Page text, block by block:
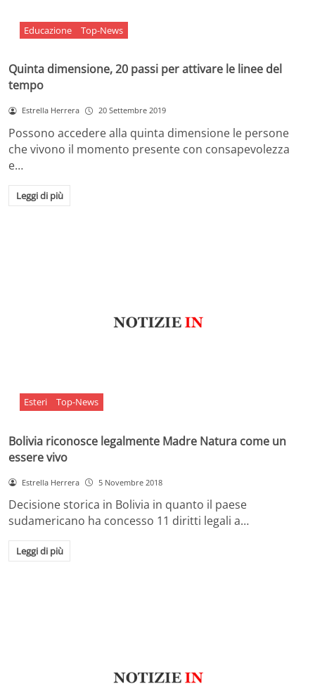
Educazione Top-News
Quinta dimensione, 20 passi per attivare le linee del
tempo
Estrella Herrera 20 Settembre 2019
Possono accedere alla quinta dimensione le persone
che vivono il momento presente con consapevolezza
e…
Leggi di più
Esteri Top-News
Bolivia riconosce legalmente Madre Natura come un
essere vivo
Estrella Herrera 5 Novembre 2018
Decisione storica in Bolivia in quanto il paese
sudamericano ha concesso 11 diritti legali a…
Leggi di più